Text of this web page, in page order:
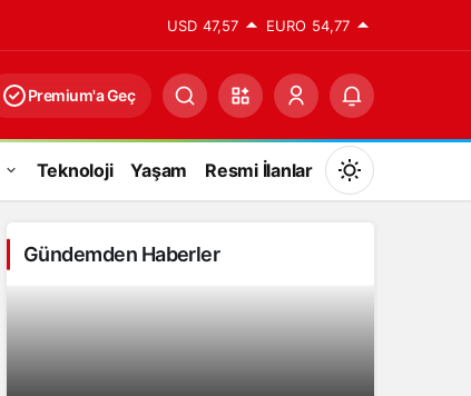
USD 47,57 EURO 54,77
Premium'a Geç
Teknoloji Yaşam Resmi İlanlar
Mod
değiştir
Gündemden Haberler